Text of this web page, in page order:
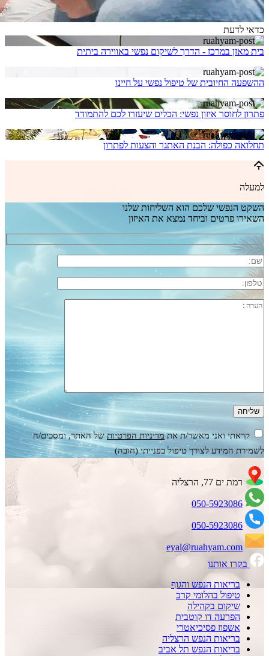
כדאי לדעת
בית מאזן במרכז - הדרך לשיקום נפשי באווירה ביתית
ההשפעה החיובית של טיפול נפשי על חיינו
פתרון לחוסר איזון נפשי: הכלים שיעזרו לכם להתמודד
תחלואה כפולה: הבנת האתגר והצעות לפתרון
למעלה
השקט הנפשי שלכם הוא השליחות שלנו
השאירו פרטים וביחד נמצא את האיזון
קראתי ואני מאשר/ת אתמדיניות הפרטיותשל האתר, ומסכים/ה
לשמירת המידע לצורך טיפול בפנייתי (חובה)
רמת ים 77, הרצליה
050-5923086
050-5923086
eyal@ruahyam.com
בקרו אותנו
בריאות הנפש והגוף
טיפול בהלומי קרב
שיקום בקהילה
הפרעה דו קוטבית
אשפוז פסיכיאטרי
בריאות הנפש הרצליה
בריאות הנפש תל אביב